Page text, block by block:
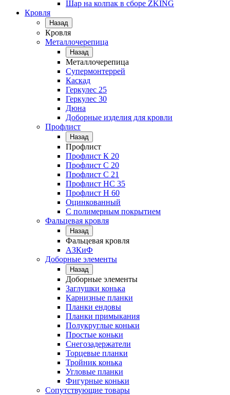
Шар на колпак в сборе ZKING
Кровля
Назад
Кровля
Металлочерепица
Назад
Металлочерепица
Супермонтеррей
Каскад
Геркулес 25
Геркулес 30
Дюна
Доборные изделия для кровли
Профлист
Назад
Профлист
Профлист К 20
Профлист С 20
Профлист C 21
Профлист НС 35
Профлист Н 60
Оцинкованный
С полимерным покрытием
Фальцевая кровля
Назад
Фальцевая кровля
АЗКиФ
Доборные элементы
Назад
Доборные элементы
Заглушки конька
Карнизные планки
Планки ендовы
Планки примыкания
Полукруглые коньки
Простые коньки
Снегозадержатели
Торцевые планки
Тройник конька
Угловые планки
Фигурные коньки
Сопутствующие товары